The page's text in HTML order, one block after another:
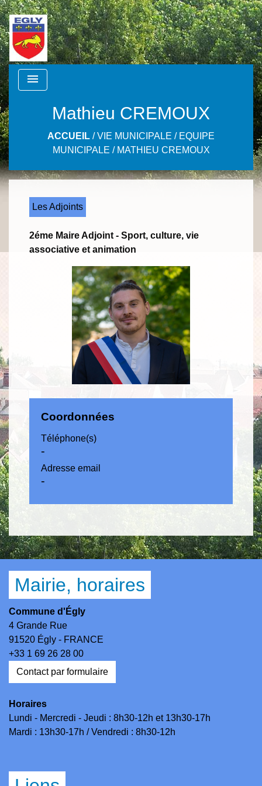
menu
Mathieu CREMOUX
ACCUEIL /VIE MUNICIPALE / EQUIPE
MUNICIPALE / MATHIEU CREMOUX
Les Adjoints
2éme Maire Adjoint - Sport, culture, vie
associative et animation
Coordonnées
Téléphone(s)
-
Adresse email
-
Mairie, horaires
Commune d'Égly
4 Grande Rue
91520 Égly - FRANCE
+33 1 69 26 28 00
Contact par formulaire
Horaires
Lundi - Mercredi - Jeudi : 8h30-12h et 13h30-17h
Mardi : 13h30-17h / Vendredi : 8h30-12h